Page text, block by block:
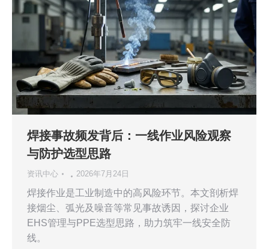
焊接事故频发背后：一线作业风险观察
与防护选型思路
资讯中心 2026年7月24日
焊接作业是工业制造中的高风险环节。本文剖析焊
接烟尘、弧光及噪音等常见事故诱因，探讨企业
EHS管理与PPE选型思路，助力筑牢一线安全防
线。